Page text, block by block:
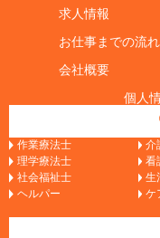
求人情報
お仕事までの流れ
会社概要
個人
作業療法士 介
理学療法士
看
社会福祉士
生
ヘルパー
ケ